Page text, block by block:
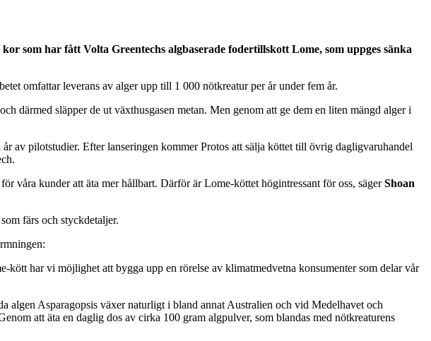
som har fått Volta Greentechs algbaserade fodertillskott Lome, som uppges sänka
omfattar leverans av alger upp till 1 000 nötkreatur per år under fem år.
därmed släpper de ut växthusgasen metan. Men genom att ge dem en liten mängd alger i
av pilotstudier. Efter lanseringen kommer Protos att sälja köttet till övrig dagligvaruhandel
våra kunder att äta mer hållbart. Därför är Lome-köttet högintressant för oss, sägerShoan
färs och styckdetaljer.
har vi möjlighet att bygga upp en rörelse av klimatmedvetna konsumenter som delar vår
Asparagopsis växer naturligt i bland annat Australien och vid Medelhavet och
att äta en daglig dos av cirka 100 gram algpulver, som blandas med nötkreaturens